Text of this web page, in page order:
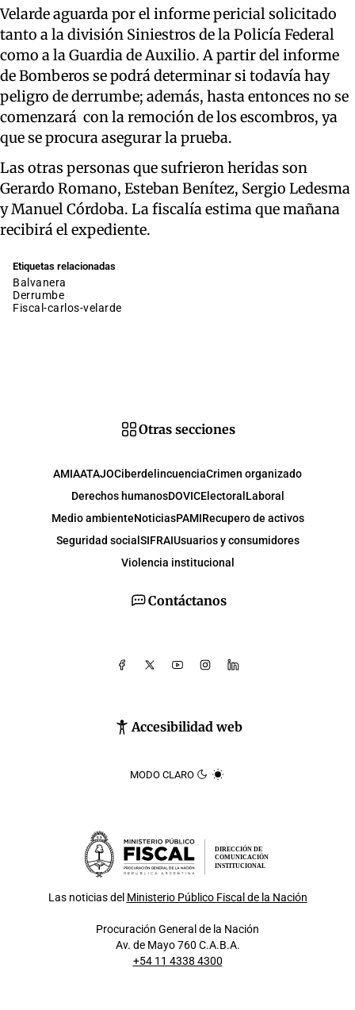
Velarde aguarda por el informe pericial solicitado
tanto a la división Siniestros de la Policía Federal
como a la Guardia de Auxilio. A partir del informe
de Bomberos se podrá determinar si todavía hay
peligro de derrumbe; además, hasta entonces no se
comenzará con la remoción de los escombros, ya
que se procura asegurar la prueba.
Las otras personas que sufrieron heridas son
Gerardo Romano, Esteban Benítez, Sergio Ledesma
y Manuel Córdoba. La fiscalía estima que mañana
recibirá el expediente.
Etiquetas relacionadas
balvanera
derrumbe
fiscal-carlos-velarde
Contáctanos
Accesibilidad web
MODO CLARO
Otras secciones
AMIAATAJOCiberdelincuenciaCrimen organizado
Derechos humanosDOVICElectoral Laboral
Medio ambienteNoticiasPAMIRecupero de activos
Seguridad social SIFRAIUsuarios y consumidores
Violencia institucional
DIRECCIÓN DE
COMUNICACIÓN
INSTITUCIONAL
Las noticias del Ministerio Público Fiscal de la Nación
Procuración General de la Nación
Av. de Mayo 760 C.A.B.A.
+54 11 4338 4300